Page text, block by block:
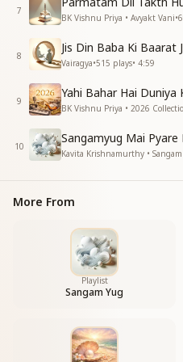
7
BK Vishnu Priya • Avyakt Vani•
8
Jis Din Baba Ki Baarat
Vairagya•515 plays• 4:59
9
Yahi Bahar Hai Duniya
BK Vishnu Priya • 2026
10
Sangamyug Mai Pyare
Kavita Krishnamurthy •
More From
Playlist
Sangam Yug